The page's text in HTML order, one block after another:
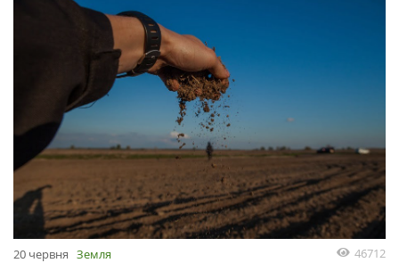
20 червня Земля 46712